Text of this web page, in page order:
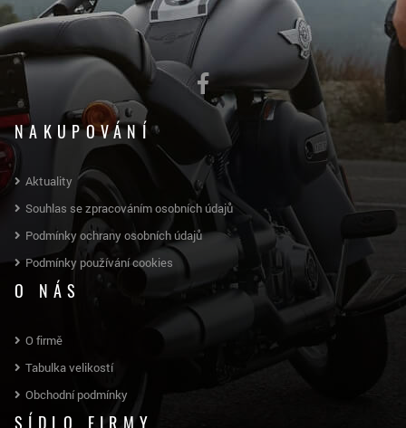
NAKUPOVÁNÍ
Aktuality
Souhlas se zpracováním osobních údajů
Podmínky ochrany osobních údajů
Podmínky používání cookies
O NÁS
O firmě
Tabulka velikostí
Obchodní podmínky
SÍDLO FIRMY